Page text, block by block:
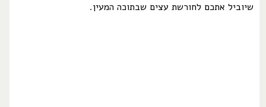
שיוביל אתכם לחורשת עצים שבתוכה המעין.